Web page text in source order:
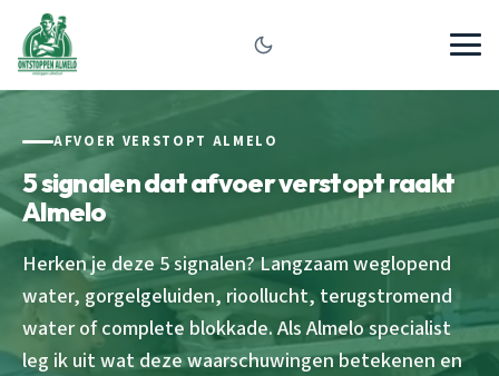
AFVOER VERSTOPT ALMELO
5 signalen dat afvoer verstopt raakt
Almelo
Herken je deze 5 signalen? Langzaam weglopend
water, gorgelgeluiden, rioollucht, terugstromend
water of complete blokkade. Als Almelo specialist
leg ik uit wat deze waarschuwingen betekenen en